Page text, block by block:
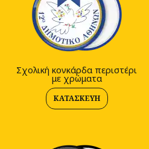
Σχολική κονκάρδα περιστέρι
με χρώματα
ΚΑΤΑΣΚΕΥΉ